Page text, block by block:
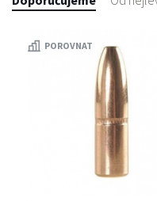
POROVNAT